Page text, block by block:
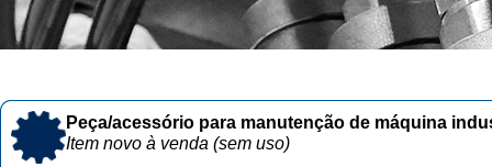
Peça/acessório para manutenção de máquina
Item novo à venda (sem uso)